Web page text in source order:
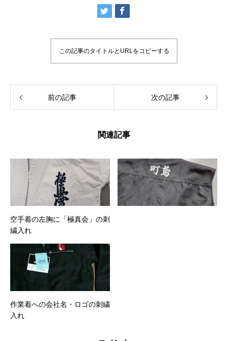
この記事のタイトルとURLをコピーする
前の記事 次の記事
関連記事
空手着の左胸に「極真会」の刺
繍入れ
作業着への会社名・ロゴの刺繍
入れ